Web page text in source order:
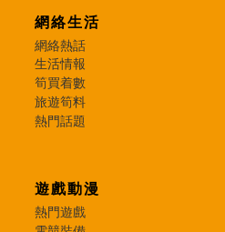
網絡生活
網絡熱話
生活情報
筍買着數
旅遊筍料
熱門話題
遊戲動漫
熱門遊戲